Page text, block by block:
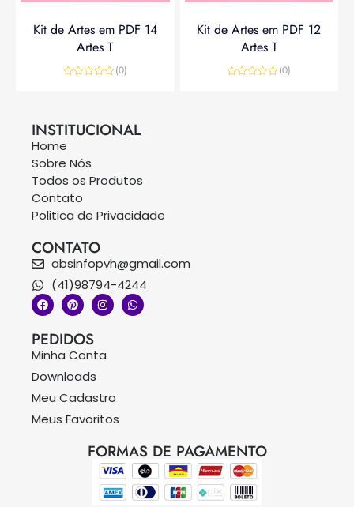
Kit de Artes em PDF 14
Artes T
(0)
Kit de Artes em PDF 12
Artes T
(0)
INSTITUCIONAL
Home
Sobre Nós
Todos os Produtos
Contato
Politica de Privacidade
CONTATO
absinfopvh@gmail.com
(41)98794-4244
PEDIDOS
Minha Conta
Downloads
Meu Cadastro
Meus Favoritos
FORMAS DE PAGAMENTO